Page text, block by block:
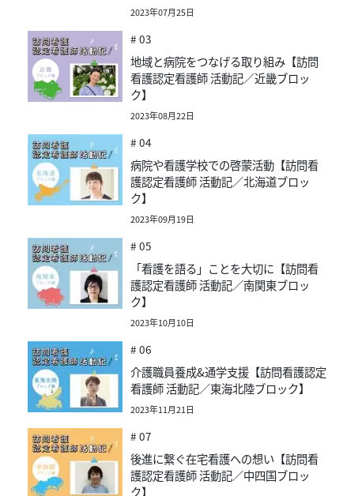
2023年07月25日
# 03
地域と病院をつなげる取り組み【訪問
看護認定看護師 活動記／近畿ブロッ
ク】
2023年08月22日
# 04
病院や看護学校での啓蒙活動【訪問看
護認定看護師 活動記／北海道ブロッ
ク】
2023年09月19日
# 05
「看護を語る」ことを大切に【訪問看
護認定看護師 活動記／南関東ブロッ
ク】
2023年10月10日
# 06
介護職員養成&通学支援【訪問看護認定
看護師 活動記／東海北陸ブロック】
2023年11月21日
# 07
後進に繋ぐ在宅看護への想い【訪問看
護認定看護師 活動記／中四国ブロッ
ク】